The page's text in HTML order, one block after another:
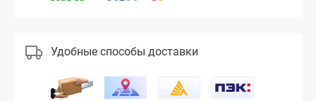
Удобные способы доставки